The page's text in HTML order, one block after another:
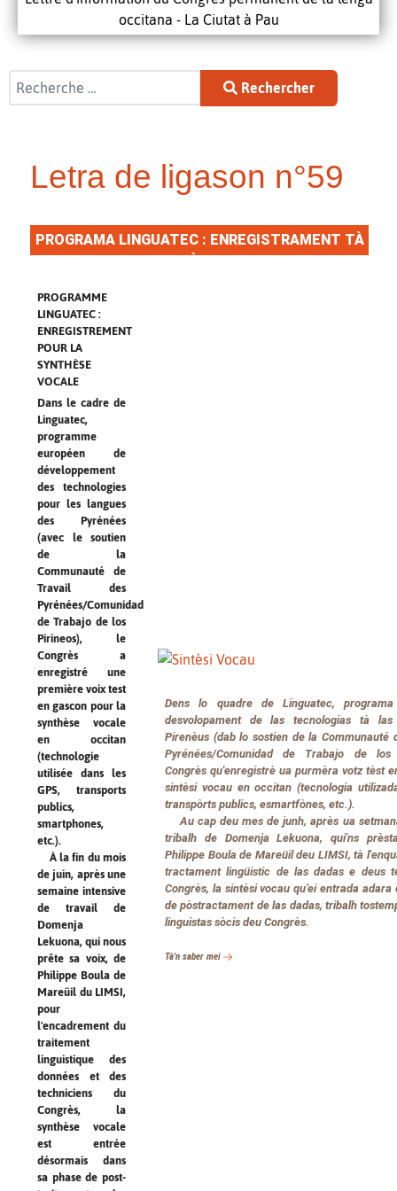
occitana - La Ciutat à Pau
Rechercher
Rechercher
Letra de ligason n°59
PROGRAMA LINGUATEC : ENREGISTRAMENT TÀ
PROGRAMME
LINGUATEC :
ENREGISTREMENT
POUR LA
SYNTHÈSE
VOCALE
Dans le cadre de
Linguatec,
programme
européen de
développement
des technologies
pour les langues
des Pyrénées
(avec le soutien
de la
Communauté de
Travail des
Pyrénées/Comunidad
de Trabajo de los
Pirineos), le
Congrès a
enregistré une
première voix test
en gascon pour la
synthèse vocale
en occitan
(technologie
utilisée dans les
GPS, transports
publics,
smartphones,
etc.).
À la fin du mois
de juin, après une
semaine intensive
de travail de
Domenja
Lekuona, qui nous
prête sa voix, de
Philippe Boula de
Mareüil du LIMSI,
pour
l'encadrement du
traitement
linguistique des
données et des
techniciens du
Congrès, la
synthèse vocale
est entrée
désormais dans
sa phase de post-
Dens lo quadre de Linguatec,
desvolopament de las tecnologias tà las
Pirenèus (dab lo sostien de la Communauté
Pyrénées/Comunidad de Trabajo de
Congrès qu'enregistrè ua purmèra votz tèst
sintèsi vocau en occitan (tecnologia
transpòrts publics, esmartfònes, etc.).
Au cap deu mes de junh, après ua
tribalh de Domenja Lekuona, qui'ns
Philippe Boula de Mareüil deu LIMSI, tà
tractament lingüistic de las dadas e deus
Congrès, la sintèsi vocau qu’ei entrada adara
de pòstractament de las dadas, tribalh
linguistas sòcis deu Congrès.
Tà'n saber mei